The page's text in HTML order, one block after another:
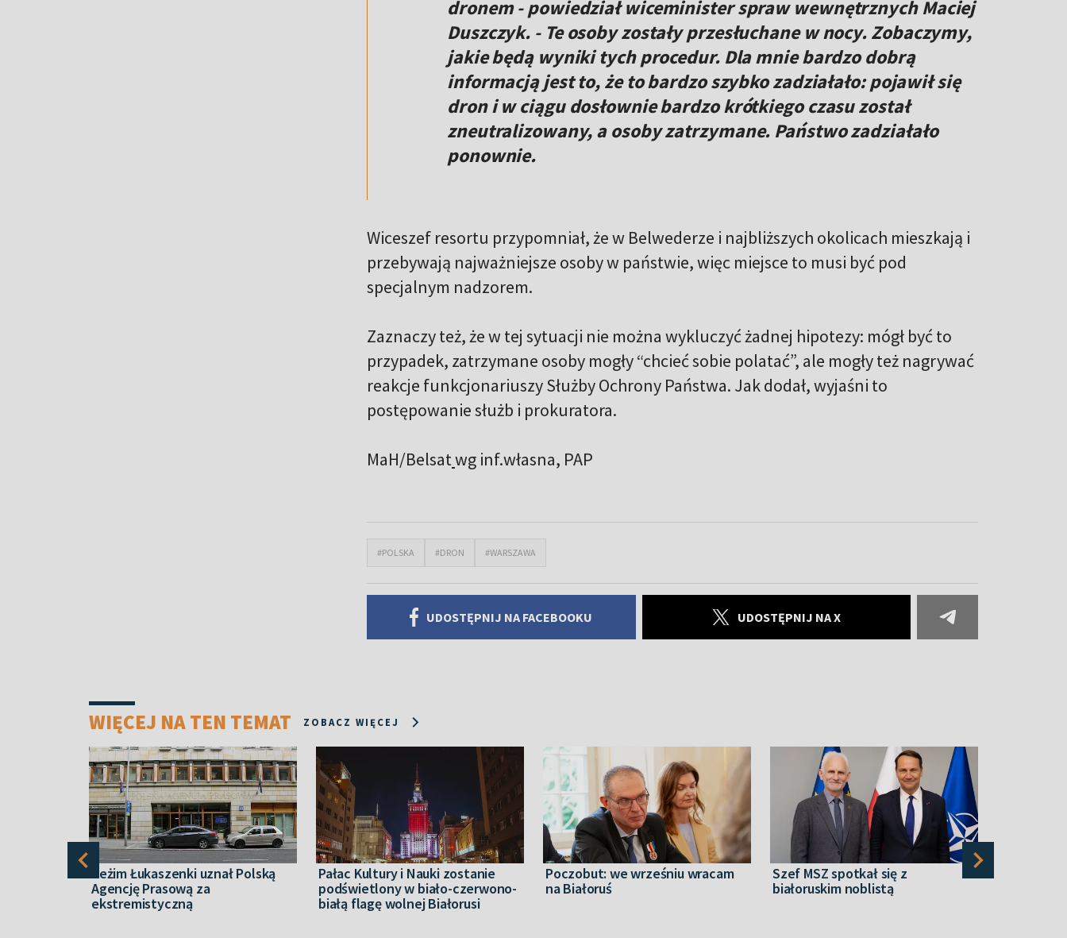
dronem - powiedział wiceminister spraw wewnętrznych Maciej
Duszczyk. - Te osoby zostały przesłuchane w nocy. Zobaczymy,
jakie będą wyniki tych procedur. Dla mnie bardzo dobrą
informacją jest to, że to bardzo szybko zadziałało: pojawił się
dron i w ciągu dosłownie bardzo krótkiego czasu został
zneutralizowany, a osoby zatrzymane. Państwo zadziałało
ponownie.
Wiceszef resortu przypomniał, że w Belwederze i najbliższych okolicach mieszkają i
przebywają najważniejsze osoby w państwie, więc miejsce to musi być pod
specjalnym nadzorem.
Zaznaczy też, że w tej sytuacji nie można wykluczyć żadnej hipotezy: mógł być to
przypadek, zatrzymane osoby mogły “chcieć sobie polatać”, ale mogły też nagrywać
reakcje funkcjonariuszy Służby Ochrony Państwa. Jak dodał, wyjaśni to
postępowanie służb i prokuratora.
MaH/Belsatwg inf.własna, PAP
#POLSKA #DRON #WARSZAWA
UDOSTĘPNIJ NA FACEBOOKU UDOSTĘPNIJ NA X
WIĘCEJ NA TEN TEMAT ZOBACZ WIĘCEJ
Reżim Łukaszenki uznał Polską
Agencję Prasową za
ekstremistyczną
Pałac Kultury i Nauki zostanie
podświetlony w biało-czerwono-
białą flagę wolnej Białorusi
Poczobut: we wrześniu wracam
na Białoruś
Szef MSZ spotkał się z
białoruskim noblistą